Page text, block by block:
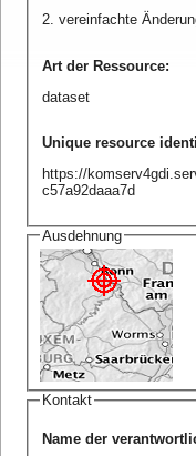
2. vereinfachte
Art der Ressource:
dataset
Unique resource
https://
c57a92daaa7d
Ausdehnung
Kontakt
Name der